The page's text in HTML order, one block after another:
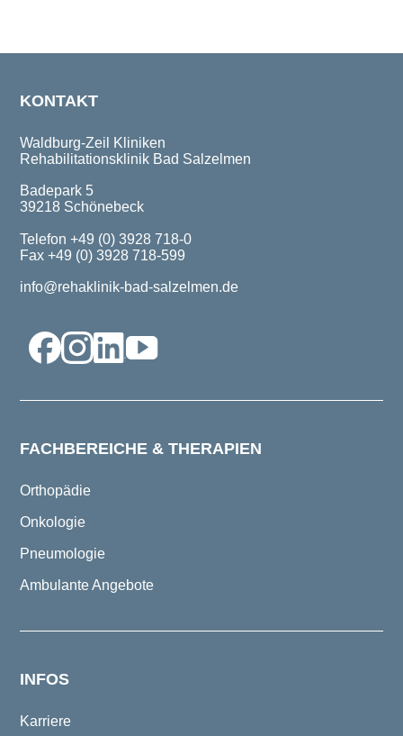
KONTAKT
Waldburg-Zeil Kliniken
Rehabilitationsklinik Bad Salzelmen
Badepark 5
39218 Schönebeck
Telefon +49 (0) 3928 718-0
Fax +49 (0) 3928 718-599
info@rehaklinik-bad-salzelmen.de
FACHBEREICHE & THERAPIEN
Orthopädie
Onkologie
Pneumologie
Ambulante Angebote
INFOS
Karriere